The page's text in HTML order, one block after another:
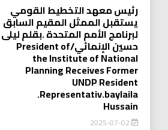
رئيس معهد التخطيط القومي
يستقبل الممثل المقيم السابق
لبرنامج الأمم المتحدة .بقلم ليلى
حسين الإنمائي/President of
the Institute of National
Planning Receives Former
UNDP Resident
.Representativ.baylaila
Hussain
2025-07-02